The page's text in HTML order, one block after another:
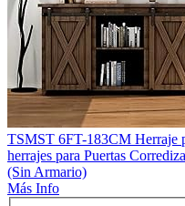
TSMST 6FT-183CM Herraje
herrajes para Puertas
(Sin Armario)
Más Info